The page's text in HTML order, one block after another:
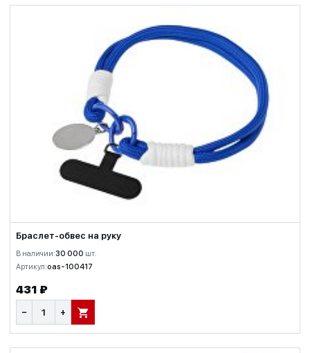
Браслет-обвес на руку
В наличии:30 000 шт.
Артикул:oas-100417
431 ₽
− + В КОРЗИНУ